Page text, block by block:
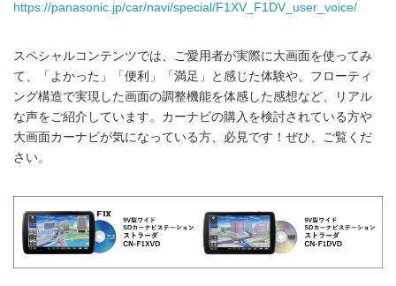
https://panasonic.jp/car/navi/special/F1XV_F1DV_user_voice/
スペシャルコンテンツでは、ご愛用者が実際に大画面を使ってみ
て、「よかった」「便利」「満足」と感じた体験や、フローティ
ング構造で実現した画面の調整機能を体感した感想など、リアル
な声をご紹介しています。カーナビの購入を検討されている方や
大画面カーナビが気になっている方、必見です！ぜひ、ご覧くだ
さい。